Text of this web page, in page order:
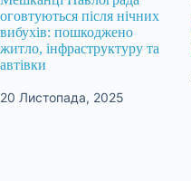
оговтуються після нічних
вибухів: пошкоджено
житло, інфраструктуру та
автівки
20 Листопада, 2025